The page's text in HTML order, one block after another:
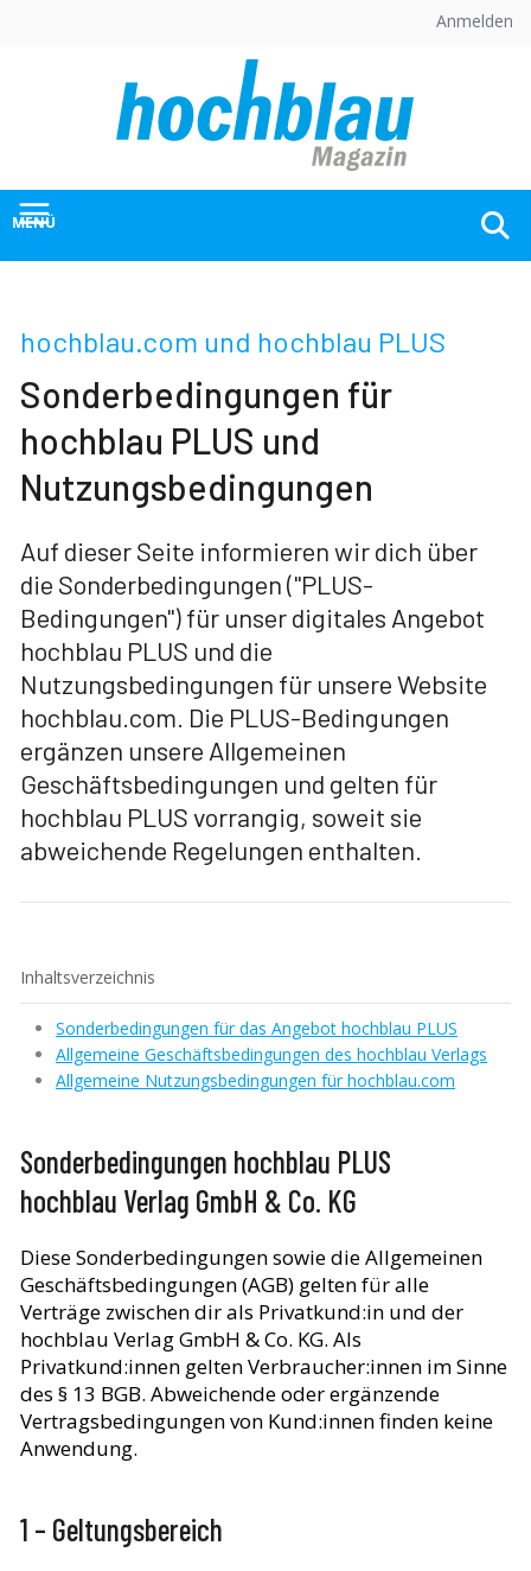
Anmelden
MENÜ
hochblau.com und hochblau PLUS
Sonderbedingungen für
hochblau PLUS und
Nutzungsbedingungen
Auf dieser Seite informieren wir dich über
die Sonderbedingungen ("PLUS-
Bedingungen") für unser digitales Angebot
hochblau PLUS und die
Nutzungsbedingungen für unsere Website
hochblau.com. Die PLUS-Bedingungen
ergänzen unsere Allgemeinen
Geschäftsbedingungen und gelten für
hochblau PLUS vorrangig, soweit sie
abweichende Regelungen enthalten.
Inhaltsverzeichnis
Sonderbedingungen für das Angebot hochblau PLUS
Allgemeine Geschäftsbedingungen des hochblau Verlags
Allgemeine Nutzungsbedingungen für hochblau.com
Sonderbedingungen hochblau PLUS
hochblau Verlag GmbH & Co. KG
Diese Sonderbedingungen sowie die Allgemeinen
Geschäftsbedingungen (AGB) gelten für alle
Verträge zwischen dir als Privatkund:in und der
hochblau Verlag GmbH & Co. KG. Als
Privatkund:innen gelten Verbraucher:innen im Sinne
des § 13 BGB. Abweichende oder ergänzende
Vertragsbedingungen von Kund:innen finden keine
Anwendung.
1 – Geltungsbereich